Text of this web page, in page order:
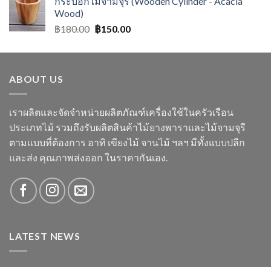
Wood)
฿180.00 ฿150.00
ABOUT US
เราผลิตและจัดจำหน่ายผลิตภัณฑ์เครื่องใช้ในครัวเรือน
ประเภทไม้ รวมถึงรับผลิตสินค้าไม้ยางพาราและไม้จามจุรี
ตามแบบที่ต้องการ อาทิ เขียงไม้ จานไม้ ฯลฯ มีทั้งแบบปลีก
และส่ง คุณภาพส่งออก ในราคากันเอง.
LATEST NEWS